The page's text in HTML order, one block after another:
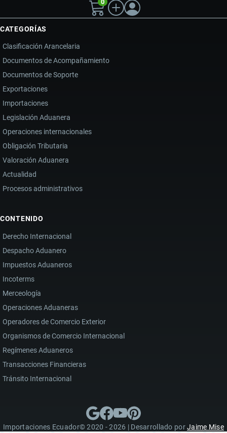
0
CATEGORÍAS
Clasificación Arancelaria
Documentos de Acompañamiento
Documentos de Soporte
Exportaciones
Importaciones
Legislación Aduanera
Operaciones internacionales
Obligación Tributaria
Valoración Aduanera
Actualidad
Procesos administrativos
CONTENIDO
Derecho Internacional
Despacho Aduanero
Impuestos Aduaneros
Incoterms
Merceología
Operaciones Aduaneras
Operadores de Comercio Exterior
Organismos de Comercio Internacional
Regímenes Aduaneros
Transacciones Financieras
Tránsito Internacional
Importaciones Ecuador© 2020 - 2026 | Desarrollado porJaime Mise